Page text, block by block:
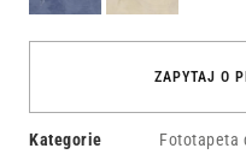
ZAPYTAJ O
Kategorie Fototapeta